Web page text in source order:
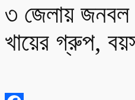
৩ জেলায়
খায়ের গ্রুপ,